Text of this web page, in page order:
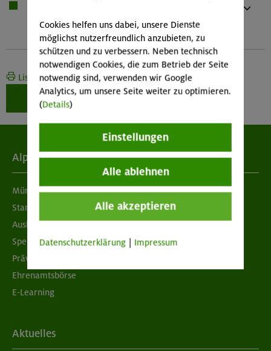
Waschzeug
Und kleines Handtuch
Liste drucken
Weiter zur Buchung
Alpenverein
München & Oberland
Standorte
Ausbildung & Jobs
Spenden
Prävention sexualisierter Gewalt
Ehrenamtsbörse
E-Learning
Aktuelles
Cookies helfen uns dabei, unsere Dienste
möglichst nutzerfreundlich anzubieten, zu
schützen und zu verbessern. Neben technisch
notwendigen Cookies, die zum Betrieb der Seite
notwendig sind, verwenden wir Google
Analytics, um unsere Seite weiter zu optimieren.
(Details)
Einstellungen
Alle ablehnen
Alle akzeptieren
Datenschutzerklärung Impressum